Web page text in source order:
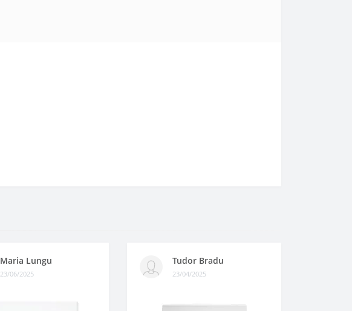
Maria Lungu
23/06/2025
Tudor Bradu
23/04/2025